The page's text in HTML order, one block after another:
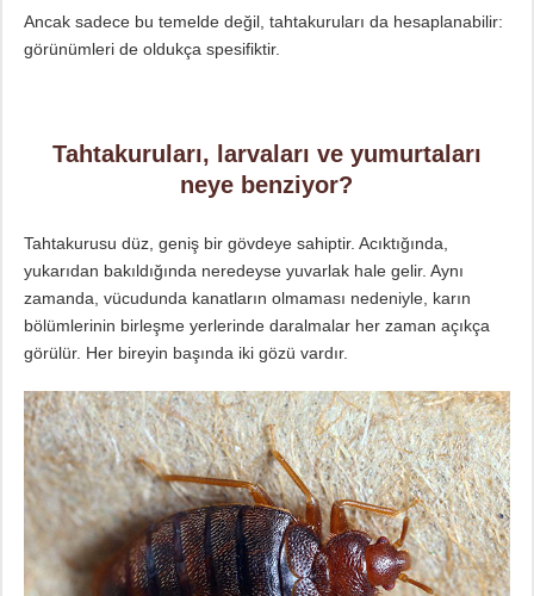
Ancak sadece bu temelde değil, tahtakuruları da hesaplanabilir:
görünümleri de oldukça spesifiktir.
Tahtakuruları, larvaları ve yumurtaları
neye benziyor?
Tahtakurusu düz, geniş bir gövdeye sahiptir. Acıktığında,
yukarıdan bakıldığında neredeyse yuvarlak hale gelir. Aynı
zamanda, vücudunda kanatların olmaması nedeniyle, karın
bölümlerinin birleşme yerlerinde daralmalar her zaman açıkça
görülür. Her bireyin başında iki gözü vardır.